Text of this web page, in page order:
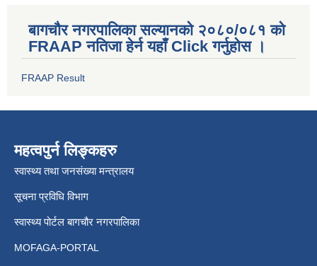
बागचौर नगरपालिका सल्यानको २०८०/०८१ को
FRAAP नतिजा हेर्न यहाँ Click गर्नुहोस ।
FRAAP Result
महत्वपुर्न लिङ्कहरु
स्वास्थ्य तथा जनसंख्या मन्त्रालय
सूचना प्रविधि विभाग
स्वास्थ्य पोर्टल बागचौर नगरपालिका
MOFAGA-PORTAL